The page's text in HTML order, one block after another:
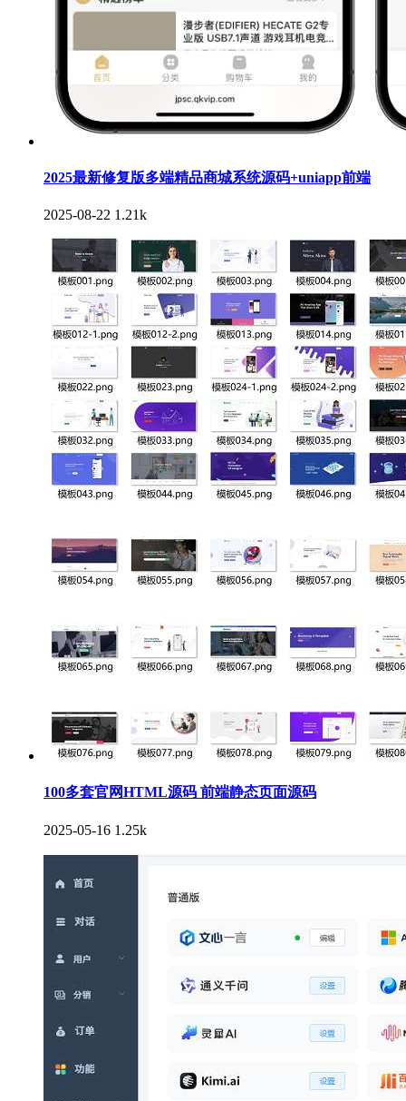
2025最新修复版多端精品商城系统源码+uniapp前端
2025-08-22 1.21k
100多套官网HTML源码 前端静态页面源码
2025-05-16 1.25k